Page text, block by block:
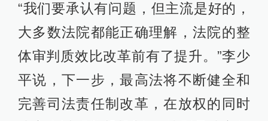
“我们要承认有问题，但主流是好的，
大多数法院都能正确理解，法院的整
体审判质效比改革前有了提升。”李少
平说，下一步，最高法将不断健全和
完善司法责任制改革，在放权的同时